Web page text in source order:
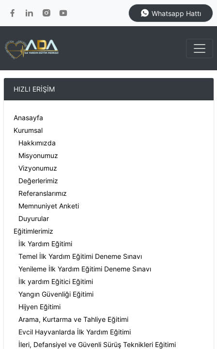
Whatsapp Hattı
HIZLI ERİŞİM
Anasayfa
Kurumsal
Hakkımızda
Misyonumuz
Vizyonumuz
Değerlerimiz
Referanslarımız
Memnuniyet Anketi
Duyurular
Eğitimlerimiz
İlk Yardım Eğitimi
Temel İlk Yardım Eğitimi Deneme Sınavı
Yenileme İlk Yardım Eğitimi Deneme Sınavı
İlk yardım Eğitici Eğitimi
Yangın Güvenliği Eğitimi
Hijyen Eğitimi
Arama, Kurtarma ve Tahliye Eğitimi
Evcil Hayvanlarda İlk Yardım Eğitimi
İleri, Defansiyel ve Güvenli Sürüş Teknikleri Eğitimi